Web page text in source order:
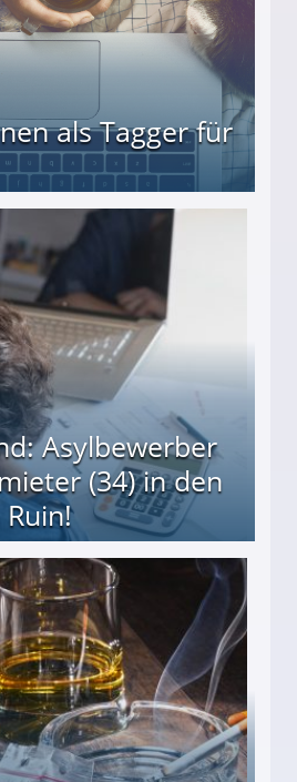
als Tagger für
Asylbewerber
(34) in den
Ruin!